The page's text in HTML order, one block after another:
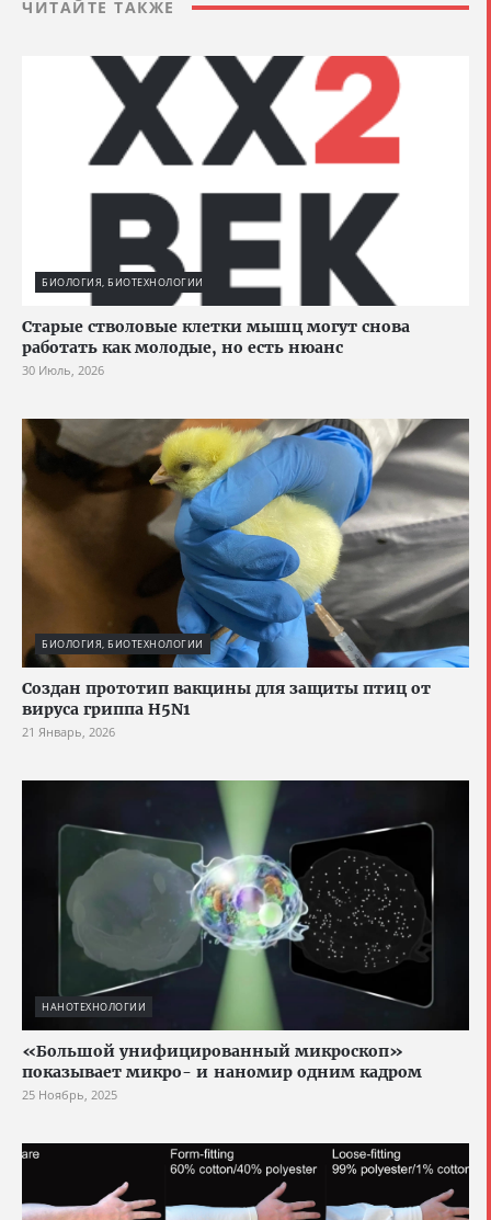
ЧИТАЙТЕ ТАКЖЕ
БИОЛОГИЯ, БИОТЕХНОЛОГИИ
Старые стволовые клетки мышц могут снова
работать как молодые, но есть нюанс
30 Июль, 2026
БИОЛОГИЯ, БИОТЕХНОЛОГИИ
Создан прототип вакцины для защиты птиц от
вируса гриппа H5N1
21 Январь, 2026
НАНОТЕХНОЛОГИИ
«Большой унифицированный микроскоп»
показывает микро- и наномир одним кадром
25 Ноябрь, 2025